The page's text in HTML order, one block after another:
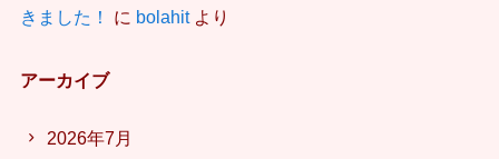
きました！
に bolahitより
アーカイブ
2026年7月